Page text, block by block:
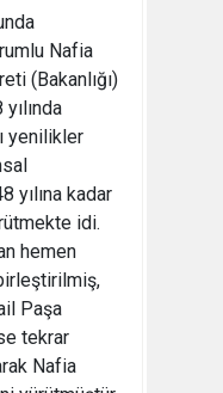
Nafia
(Bakanlığı)
yenilikler
yılına kadar
idi.
hemen
Paşa
tekrar
Nafia